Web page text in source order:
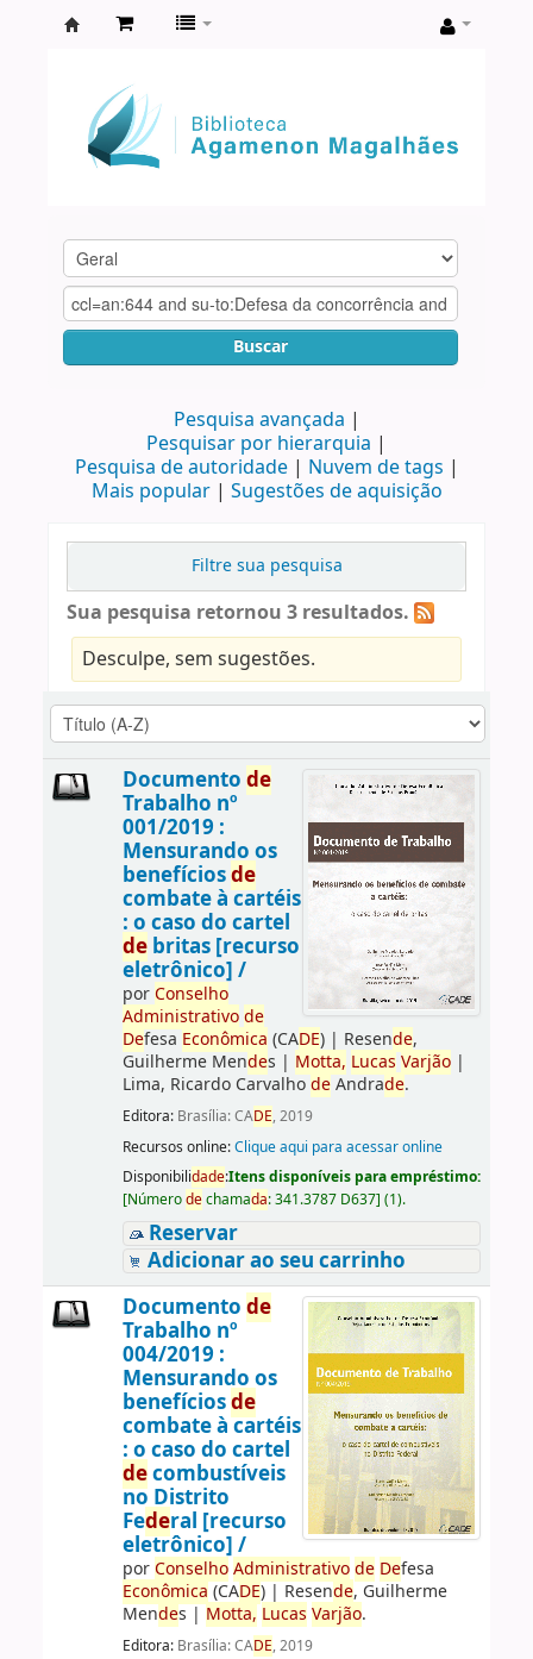
Agamenon
Magalhães
Buscar
Pesquisa avançada
Pesquisar por hierarquia
Pesquisa de autoridade
Nuvem de tags
Mais popular
Sugestões de aquisição
Filtre sua pesquisa
Sua pesquisa retornou 3 resultados.
Desculpe, sem sugestões.
Documento de
Trabalho nº
001/2019 :
Mensurando os
benefíciosde
combate à cartéis
: o caso do cartel
debritas [recurso
eletrônico] /
porConselho
Administrativo de
Defesa Econômica (CADE)| Resende,
Guilherme Mendes | Motta, Lucas Varjão|
Lima, Ricardo CarvalhodeAndrade.
Editora: Brasília: CADE, 2019
Recursos online:Clique aqui para acessar online
Disponibilidade:Itens disponíveis para empréstimo:
[Númerodechamada:341.3787 D637] (1).
Reservar
Adicionar ao seu carrinho
Documento de
Trabalho nº
004/2019 :
Mensurando os
benefíciosde
combate à cartéis
: o caso do cartel
decombustíveis
no Distrito
Federal [recurso
eletrônico] /
porConselho Administrativo de Defesa
Econômica (CADE)| Resende, Guilherme
Mendes | Motta, Lucas Varjão.
Editora: Brasília: CADE, 2019